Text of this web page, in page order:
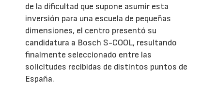
de la dificultad que supone asumir esta
inversión para una escuela de pequeñas
dimensiones, el centro presentó su
candidatura a Bosch S-COOL, resultando
finalmente seleccionado entre las
solicitudes recibidas de distintos puntos de
España.